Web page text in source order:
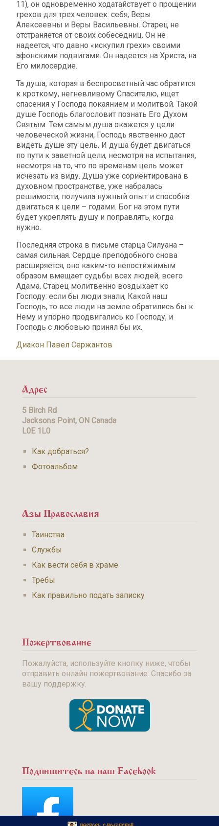
11), он одновременно ходатайствует о прощении
грехов для трех человек: себя, Веры
Алексеевны и Веры Васильевны. Старец не
отстраняется от своих собеседниц. Он не
надеется, что давно «искупил грехи» своими
афонскими подвигами. Он надеется на Христа, на
Его милосердие.
Та душа, которая в беспросветный час обратится
к кроткому, негневливому Спасителю, ищет
спасения у Господа покаянием и молитвой. Такой
душе Господь благословит познать Его Духом
Святым. Тем самым душа окажется у цели
человеческой жизни, Господь явственно даст
видеть душе эту цель. И душа будет двигаться
по пути к заветной цели, несмотря на испытания,
несмотря на то, что по временам цель может
исчезать из виду. Душа уже сориентирована в
духовном пространстве, уже набралась
решимости, получила нужный опыт и способна
двигаться к цели – годами. Бог на этом пути
будет укреплять душу и поправлять, когда
нужно.
Последняя строка в письме старца Силуана –
самая сильная. Сердце преподобного снова
расширяется, оно каким-то непостижимым
образом вмещает судьбы всех людей, всего
Адама. Старец молитвенно воздыхает ко
Господу: если бы люди знали, Какой наш
Господь, то все люди на земле обратились бы к
Нему и упорно продвигались ко Господу, и
Господь с любовью принял бы их.
Диакон Павел Сержантов
Адрес
5 Birch Rd
Jacksons Point, ON Canada
L0E 1L0
Как добраться?
Фотоальбом
Азы Православия
Таинства
Службы
Как вести себя в храме
Требы
Как правильно подать записку
Пожертвование
Пожалуйста, используйте кнопку ниже, чтобы
отправить онлайн пожертвование. Спасибо за
вашу поддержку.
Подпишитесь на наш Facebook